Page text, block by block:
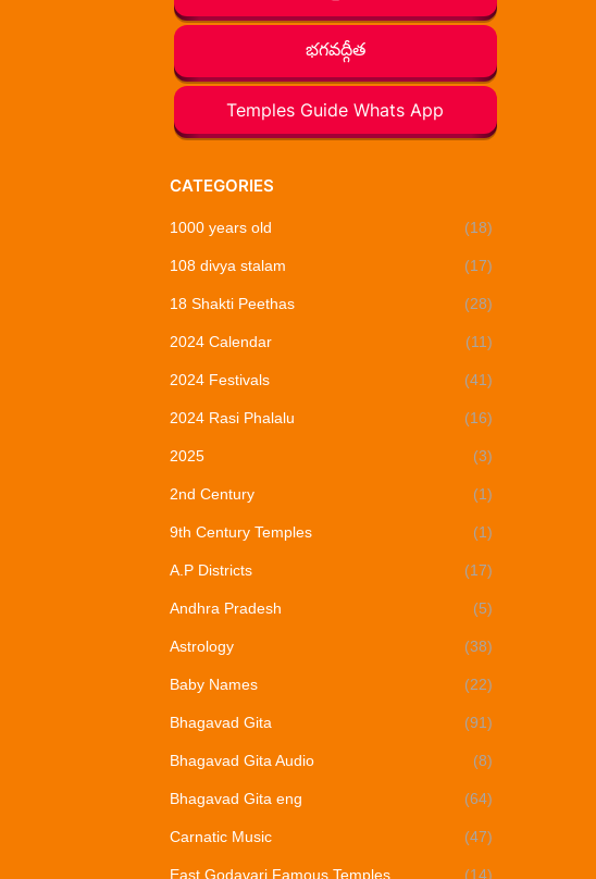
భగవద్గీత
Temples Guide Whats App
CATEGORIES
1000 years old (18)
108 divya stalam (17)
18 Shakti Peethas (28)
2024 Calendar (11)
2024 Festivals (41)
2024 Rasi Phalalu (16)
2025 (3)
2nd Century (1)
9th Century Temples (1)
A.P Districts (17)
Andhra Pradesh (5)
Astrology (38)
Baby Names (22)
Bhagavad Gita (91)
Bhagavad Gita Audio (8)
Bhagavad Gita eng (64)
Carnatic Music (47)
East Godavari Famous Temples (14)